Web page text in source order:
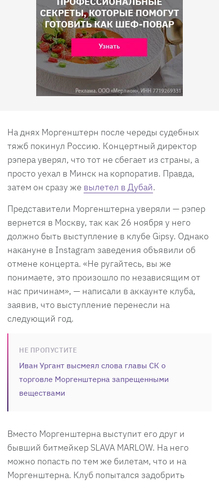
На днях Моргенштерн после череды судебных
тяжб покинул Россию. Концертный директор
рэпера уверял, что тот не сбегает из страны, а
просто уехал в Минск на корпоратив. Правда,
затем он сразу же вылетел в Дубай.
Представители Моргенштерна уверяли — рэпер
вернется в Москву, так как 26 ноября у него
должно быть выступление в клубе Gipsy. Однако
накануне в Instagram заведения объявили об
отмене концерта. «Не ругайтесь, вы же
понимаете, это произошло по независящим от
нас причинам», — написали в аккаунте клуба,
заявив, что выступление перенесли на
следующий год.
НЕ ПРОПУСТИТЕ
Иван Ургант высмеял слова главы СК о
торговле Моргенштерна запрещенными
веществами
Вместо Моргенштерна выступит его друг и
бывший битмейкер SLAVA MARLOW. На него
можно попасть по тем же билетам, что и на
Моргенштерна. Клуб попытался задобрить